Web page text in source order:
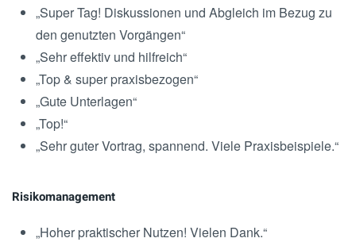
„Super Tag! Diskussionen und Abgleich im Bezug zu
den genutzten Vorgängen“
„Sehr effektiv und hilfreich“
„Top & super praxisbezogen“
„Gute Unterlagen“
„Top!“
„Sehr guter Vortrag, spannend. Viele Praxisbeispiele.“
Risikomanagement
„Hoher praktischer Nutzen! Vielen Dank.“